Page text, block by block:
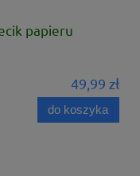
papieru
49,99 zł
do koszyka